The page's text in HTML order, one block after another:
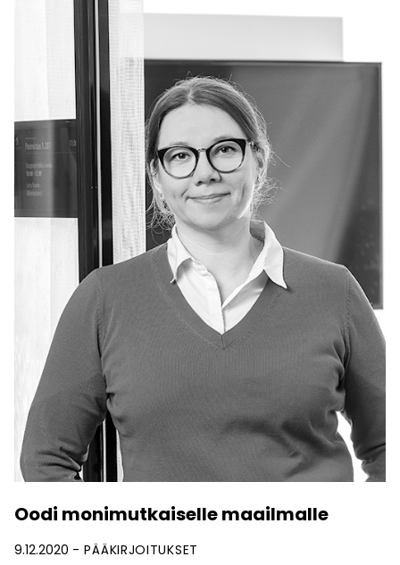
Oodi monimutkaiselle maailmalle
9.12.2020 PÄÄKIRJOITUKSET